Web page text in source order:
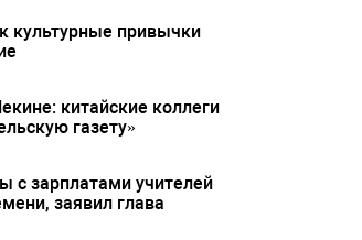
культурные привычки
китайские коллеги
газету»
с зарплатами учителей
заявил глава